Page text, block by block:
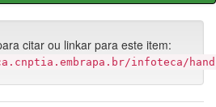
citar ou linkar para este item:
infoteca/